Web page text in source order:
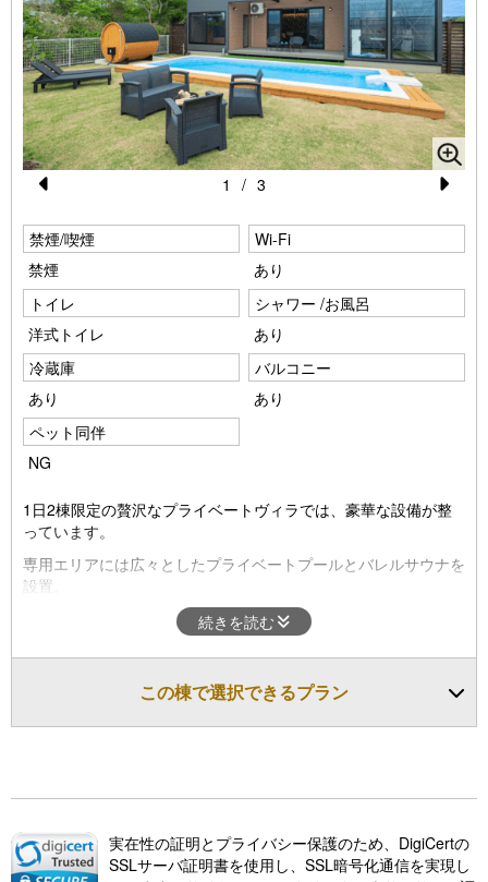
e
vi
o
u
s
e
1 / 3
禁煙/喫煙
禁煙
Wi-Fi
あり
トイレ
洋式トイレ
シャワー /お風呂
あり
冷蔵庫
あり
バルコニー
あり
ペット同伴
NG
1日2棟限定の贅沢なプライベートヴィラでは、豪華な設備が整
っています。
専用エリアには広々としたプライベートプールとバレルサウナを
設置。
さらに、プールサイドにはデッキチェアやリラックスできるスペ
ースも完備しております。
続きを読む
この棟で選択できるプラン
実在性の証明とプライバシー保護のため、DigiCertの
SSLサーバ証明書を使用し、SSL暗号化通信を実現し